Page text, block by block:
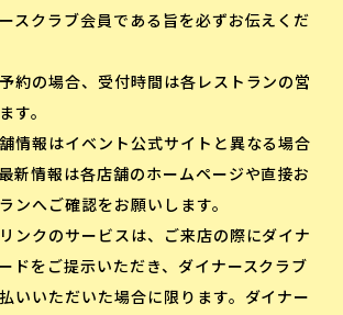
スクラブ会員である旨を必ずお伝えくだ
約の場合、受付時間は各レストランの営
す。
情報はイベント公式サイトと異なる場合
新情報は各店舗のホームページや直接お
ンへご確認をお願いします。
ンクのサービスは、ご来店の際にダイナ
ドをご提示いただき、ダイナースクラブ
いいただいた場合に限ります。ダイナー